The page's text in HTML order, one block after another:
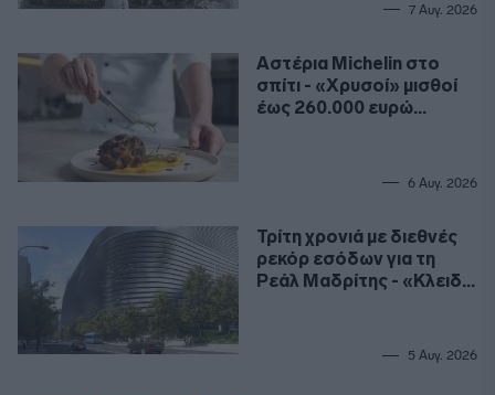
7 Αυγ. 2026
Αστέρια Michelin στο
σπίτι - «Χρυσοί» μισθοί
έως 260.000 ευρώ
6 Αυγ. 2026
Τρίτη χρονιά με διεθνές
ρεκόρ εσόδων για τη
Ρεάλ Μαδρίτης - «Κλειδί»
5 Αυγ. 2026